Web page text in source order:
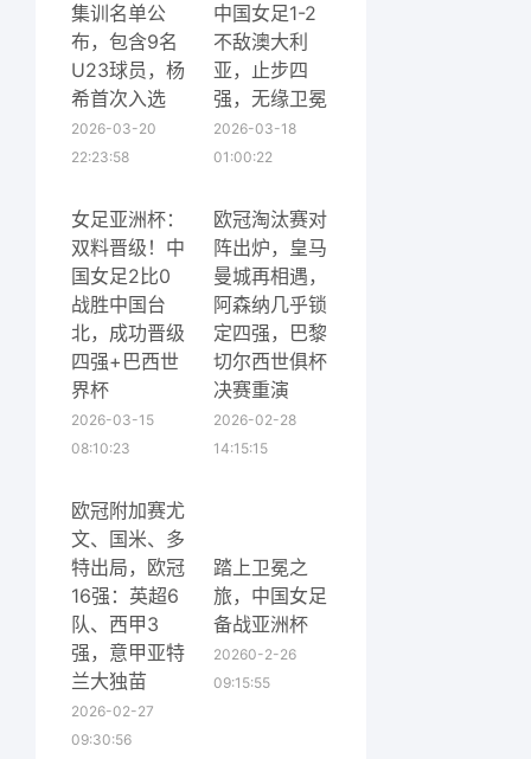
集训名单公
布，包含9名
U23球员，杨
希首次入选
2026-03-20
22:23:58
中国女足1-2
不敌澳大利
亚，止步四
强，无缘卫冕
2026-03-18
01:00:22
女足亚洲杯：
双料晋级！中
国女足2比0
战胜中国台
北，成功晋级
四强+巴西世
界杯
2026-03-15
08:10:23
欧冠淘汰赛对
阵出炉，皇马
曼城再相遇，
阿森纳几乎锁
定四强，巴黎
切尔西世俱杯
决赛重演
2026-02-28
14:15:15
欧冠附加赛尤
文、国米、多
特出局，欧冠
16强：英超6
队、西甲3
强，意甲亚特
兰大独苗
2026-02-27
09:30:56
踏上卫冕之
旅，中国女足
备战亚洲杯
20260-2-26
09:15:55